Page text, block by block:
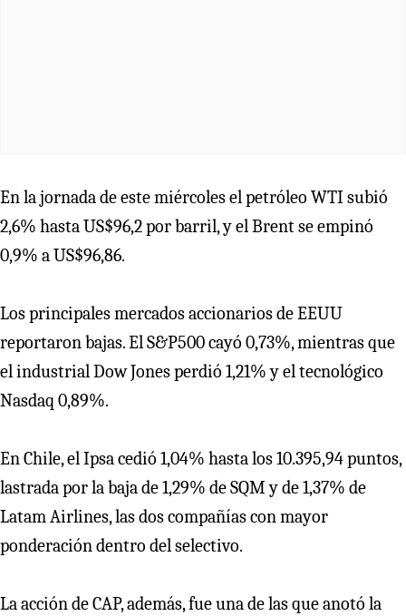
En la jornada de este miércoles el petróleo WTI subió
2,6% hasta US$96,2 por barril, y el Brent se empinó
0,9% a US$96,86.
Los principales mercados accionarios de EEUU
reportaron bajas. El S&P500 cayó 0,73%, mientras que
el industrial Dow Jones perdió 1,21% y el tecnológico
Nasdaq 0,89%.
En Chile, el Ipsa cedió 1,04% hasta los 10.395,94 puntos,
lastrada por la baja de 1,29% de SQM y de 1,37% de
Latam Airlines, las dos compañías con mayor
ponderación dentro del selectivo.
La acción de CAP, además, fue una de las que anotó la